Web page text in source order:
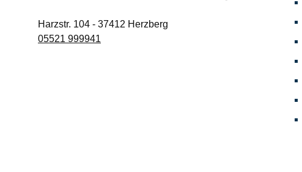
Harzstr. 104 - 37412 Herzberg
05521 999941